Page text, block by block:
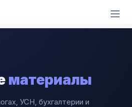
материалы
УСН, бухгалтерии и